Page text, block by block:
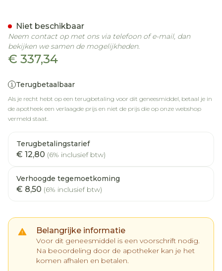
€ 337,34
Terugbetaalbaar
Als je recht hebt op een terugbetaling voor dit geneesmiddel, betaal je in
de apotheek een verlaagde prijs en niet de prijs die op onze webshop
vermeld staat.
Terugbetalingstarief
€ 12,80 (6% inclusief btw)
Verhoogde tegemoetkoming
€ 8,50 (6% inclusief btw)
Belangrijke informatie
Voor dit geneesmiddel is een voorschrift nodig.
Na beoordeling door de apotheker kan je het
komen afhalen en betalen.
Niet beschikbaar
Neem contact op met ons via telefoon of e-mail, dan
bekijken we samen de mogelijkheden.